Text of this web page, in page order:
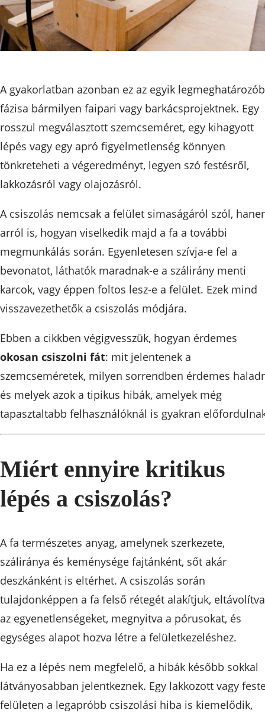
A gyakorlatban azonban ez az egyik
fázisa bármilyen faipari vagy barkácsprojektnek. Egy
rosszul megválasztott szemcseméret, egy kihagyott
lépés vagy egy apró figyelmetlenség könnyen
tönkreteheti a végeredményt, legyen szó festésről,
lakkozásról vagy olajozásról.
A csiszolás nemcsak a felület simaságáról szól,
arról is, hogyan viselkedik majd a fa a további
megmunkálás során. Egyenletesen szívja-e fel a
bevonatot, láthatók maradnak-e a szálirány menti
karcok, vagy éppen foltos lesz-e a felület. Ezek mind
visszavezethetők a csiszolás módjára.
Ebben a cikkben végigvesszük, hogyan érdemes
okosan csiszolni fát: mit jelentenek a
szemcseméretek, milyen sorrendben érdemes
és melyek azok a tipikus hibák, amelyek még
tapasztaltabb felhasználóknál is gyakran
Miért ennyire kritikus
lépés a csiszolás?
A fa természetes anyag, amelynek szerkezete,
száliránya és keménysége fajtánként, sőt akár
deszkánként is eltérhet. A csiszolás során
tulajdonképpen a fa felső rétegét alakítjuk, eltávolítva
az egyenetlenségeket, megnyitva a pórusokat, és
egységes alapot hozva létre a felületkezeléshez.
Ha ez a lépés nem megfelelő, a hibák később sokkal
látványosabban jelentkeznek. Egy lakkozott vagy
felületen a legapróbb csiszolási hiba is kiemelődik,